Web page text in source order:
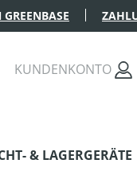
KUNDENKONTO
& LAGERGERÄTE